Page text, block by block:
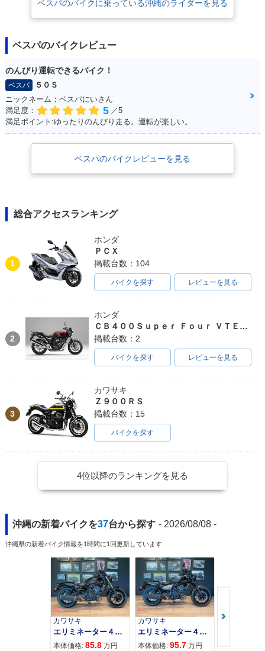
ベスパのバイクに乗っている沖縄のライダーを見る
ベスパのバイクレビュー
のんびり運転できるバイク！
ベスパ
５０Ｓ
ニックネーム：ベスパにいさん
満足度：
5 ／5
満足ポイント:ゆったりのんびり走る。運転が楽しい。
ベスパのバイクレビューを見る
総合アクセスランキング
1
ホンダ
ＰＣＸ
掲載台数：104
バイクを探す レビューを見る
2
ホンダ
ＣＢ４００Ｓｕｐｅｒ Ｆｏｕｒ ＶＴＥＣ ＳＰＥＣ３
掲載台数：2
バイクを探す レビューを見る
3
カワサキ
Ｚ９００ＲＳ
掲載台数：15
バイクを探す
4位以降のランキングを見る
沖縄の新着バイクを37台から探す - 2026/08/08 -
沖縄県の新着バイク情報を1時間に1回更新しています
カワサキ
エリミネーター４００
本体価格: 85.8 万円
カワサキ
エリミネーター４００ＳＥ
本体価格: 95.7 万円
カワサキ
本体価格: